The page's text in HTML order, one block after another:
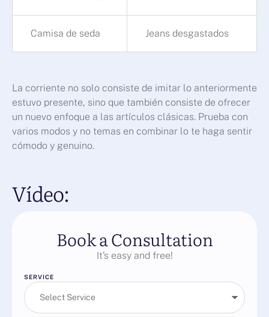
Camisa de seda Jeans desgastados
La corriente no solo consiste de imitar lo anteriormente
estuvo presente, sino que también consiste de ofrecer
un nuevo enfoque a las artículos clásicas. Prueba con
varios modos y no temas en combinar lo te haga sentir
cómodo y genuino.
Vídeo:
Book a Consultation
It’s easy and free!
SERVICE